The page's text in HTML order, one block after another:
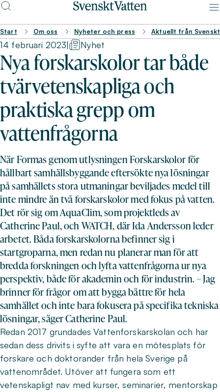
Start Om oss Nyheter och press Aktuellt från
14 februari 2023| Nyhet
Nya forskarskolor tar både
tvärvetenskapliga och
praktiska grepp om
vattenfrågorna
När Formas genom utlysningen Forskarskolor för
hållbart samhällsbyggande eftersökte nya lösningar
på samhällets stora utmaningar beviljades medel till
inte mindre än två forskarskolor med fokus på vatten.
Det rör sig om AquaClim, som projektleds av
Catherine Paul, och WATCH, där Ida Andersson leder
arbetet. Båda forskarskolorna befinner sig i
startgroparna, men redan nu planerar man för att
bredda forskningen och lyfta vattenfrågorna ur nya
perspektiv, både för akademin och för industrin. – Jag
brinner för frågor om att bygga bättre för hela
samhället och inte bara fokusera på specifika tekniska
lösningar, säger Catherine Paul.
Redan 2017 grundades Vattenforskarskolan och har
sedan dess drivits i syfte att vara en mötesplats för
forskare och doktorander från hela Sverige på
vattenområdet. Utöver att fungera som ett
vetenskapligt nav med kurser, seminarier, mentorskap